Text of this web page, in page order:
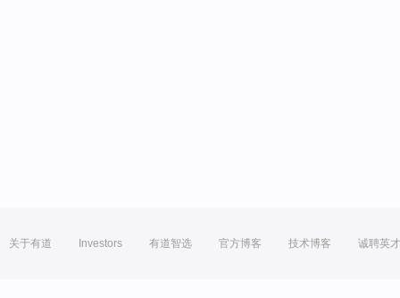
关于有道 Investors 有道智选 官方博客 技术博客 诚聘英才